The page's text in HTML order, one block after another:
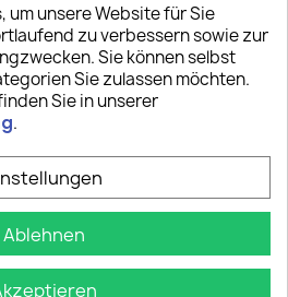
um unsere Website für Sie
zu verbessern sowie zur
Sie können selbst
Sie zulassen möchten.
Sie in unserer
.
Ablehnen